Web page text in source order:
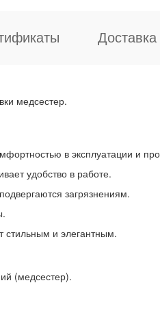
Доставка
медсестер.
в эксплуатации и
удобство в работе.
загрязнениям.
стильным и элегантным.
(медсестер).